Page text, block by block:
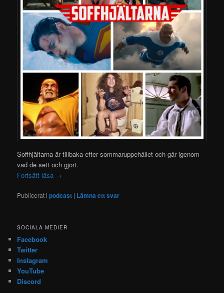
Soffhjältarna är tillbaka efter sommaruppehållet och går igenom
vad de sett och gjort.
Fortsätt läsa →
Publicerat i podcast | Lämna ett svar
SOCIALA MEDIER
Facebook
Twitter
Instagram
YouTube
Discord